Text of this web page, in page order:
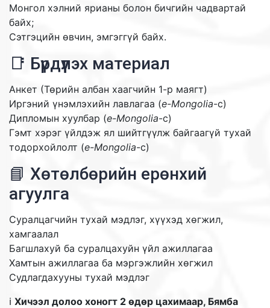
Монгол хэлний ярианы болон бичгийн чадвартай
байх;
Сэтгэцийн өвчин, эмгэггүй байх.
📑 Бүрдүүлэх материал
Анкет (Төрийн албан хаагчийн 1-р маягт)
Иргэний үнэмлэхийн лавлагаа (e-Mongolia-с)
Дипломын хуулбар (e-Mongolia-с)
Гэмт хэрэг үйлдэж ял шийтгүүлж байгаагүй тухай
тодорхойлолт (e-Mongolia-с)
📘 Хөтөлбөрийн ерөнхий
агуулга
Суралцагчийн тухай мэдлэг, хүүхэд хөгжил,
хамгаалал
Багшлахуй ба суралцахуйн үйл ажиллагаа
Хамтын ажиллагаа ба мэргэжлийн хөгжил
Судлагдахууны тухай мэдлэг
ℹ️ Хичээл долоо хоногт 2 өдөр цахимаар, Бямба